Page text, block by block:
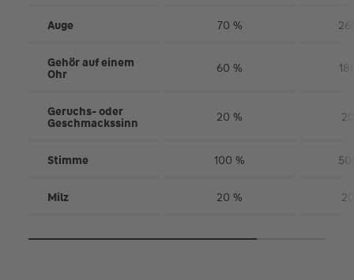
Auge 70 %
Gehör auf einem
Ohr
60 %
Geruchs- oder
Geschmack­ssinn
20 %
Stimme 100 %
Milz 20 %